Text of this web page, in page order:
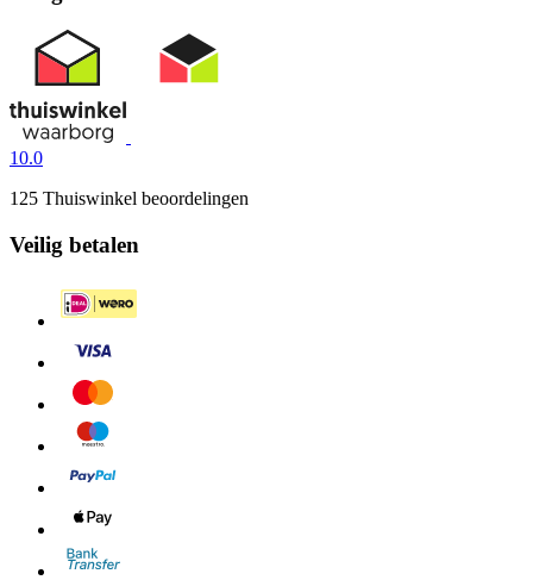
10.0
125 Thuiswinkel beoordelingen
Veilig betalen